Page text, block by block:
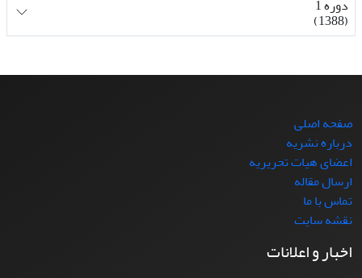
دوره 1
(1388)
صفحه اصلی
درباره نشریه
اعضای هیات تحریریه
ارسال مقاله
تماس با ما
نقشه سایت
اخبار و اعلانات